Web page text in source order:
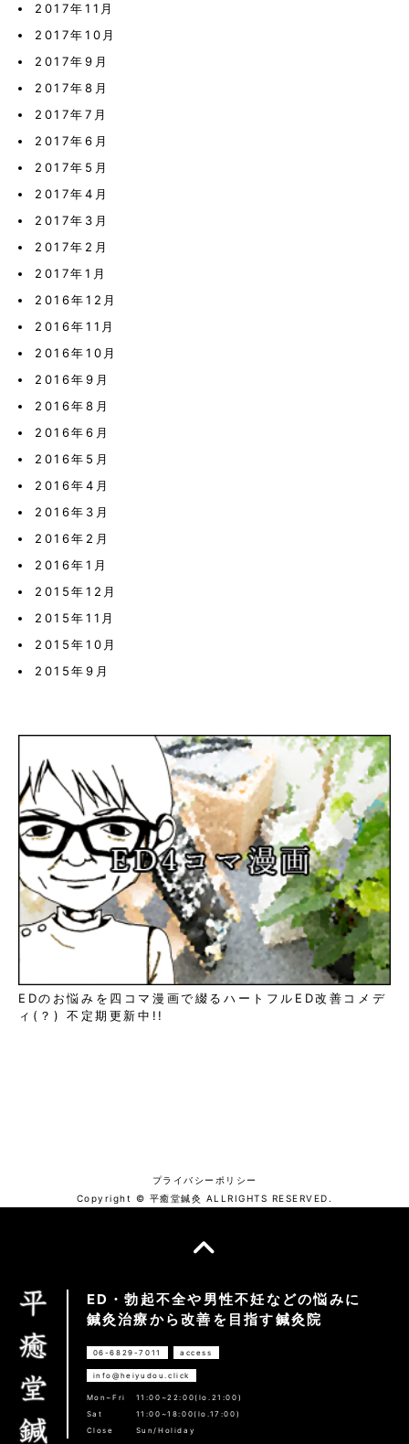
2017年11月
2017年10月
2017年9月
2017年8月
2017年7月
2017年6月
2017年5月
2017年4月
2017年3月
2017年2月
2017年1月
2016年12月
2016年11月
2016年10月
2016年9月
2016年8月
2016年6月
2016年5月
2016年4月
2016年3月
2016年2月
2016年1月
2015年12月
2015年11月
2015年10月
2015年9月
EDのお悩みを四コマ漫画で綴るハートフルED改善コメデ
ィ(？) 不定期更新中!!
プライバシーポリシー
Copyright © 平癒堂鍼灸 ALLRIGHTS RESERVED.
ED・勃起不全や男性不妊などの悩みに
鍼灸治療から改善を目指す鍼灸院
06-6829-7011 access
info@heiyudou.click
Mon~Fri
11:00~22:00(lo.21:00)
Sat
11:00~18:00(lo.17:00)
Close
Sun/Holiday